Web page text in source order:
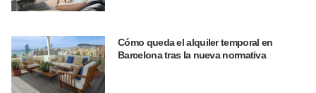
Cómo queda el alquiler temporal en
Barcelona tras la nueva normativa